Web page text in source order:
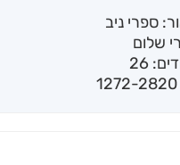
ספרי ניב
שלום
26